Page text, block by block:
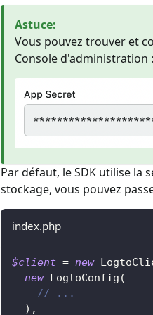
Astuce:
Vous pouvez trouver et
Console d'administration :
Par défaut, le SDK utilise la
stockage, vous pouvez
index.php
$client = new
new LogtoConfig (
// ...
) ,